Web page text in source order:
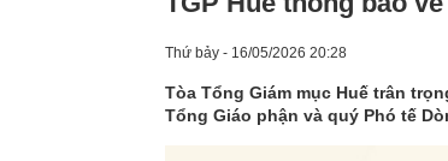
Thứ bảy - 16/05/2026 20:28
Tòa Tổng Giám mục Huế trân
Tổng Giáo phận và quý Phó tế